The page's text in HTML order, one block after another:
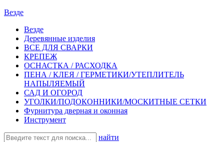
Везде
Везде
Деревянные изделия
ВСЕ ДЛЯ СВАРКИ
КРЕПЕЖ
ОСНАСТКА / РАСХОДКА
ПЕНА / КЛЕЯ / ГЕРМЕТИКИ/УТЕПЛИТЕЛЬ
НАПЫЛЯЕМЫЙ
САД И ОГОРОД
УГОЛКИ/ПОДОКОННИКИ/МОСКИТНЫЕ СЕТКИ
Фурнитура дверная и оконная
Инструмент
найти